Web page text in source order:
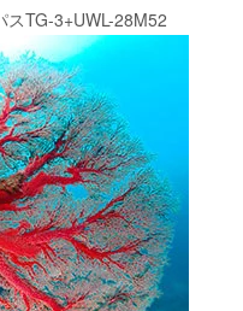
スTG-3+UWL-28M52